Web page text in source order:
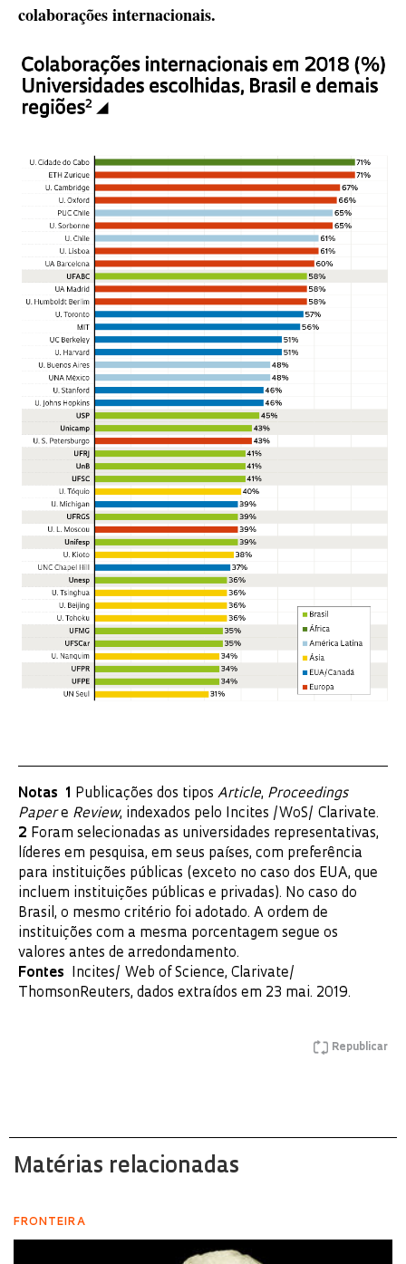
colaborações internacionais.
Notas 1 Publicações dos tipos Article, Proceedings
Papere Review, indexados pelo Incites /WoS/ Clarivate.
2 Foram selecionadas as universidades representativas,
líderes em pesquisa, em seus países, com preferência
para instituições públicas (exceto no caso dos EUA, que
incluem instituições públicas e privadas). No caso do
Brasil, o mesmo critério foi adotado. A ordem de
instituições com a mesma porcentagem segue os
valores antes de arredondamento.
Fontes Incites/ Web of Science, Clarivate/
ThomsonReuters, dados extraídos em 23 mai. 2019.
Republicar